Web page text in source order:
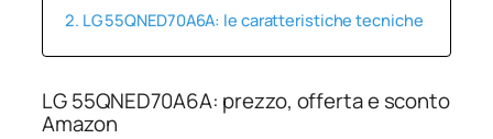
LG 55QNED70A6A: le caratteristiche tecniche
LG 55QNED70A6A: prezzo, offerta e sconto
Amazon